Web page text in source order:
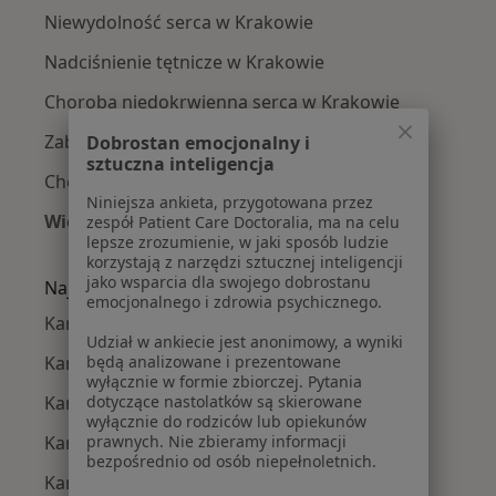
Niewydolność serca w Krakowie
Nadciśnienie tętnicze w Krakowie
Choroba niedokrwienna serca w Krakowie
Zaburzenia rytmu serca w Krakowie
Choroba wieńcowa w Krakowie
Więcej (15)
Więcej w kategorii: Najczęście leczone
Najpopularniejsze ubezpieczenia
Kardiolodzy z Allianz w Krakowie
Kardiolodzy z Signal Iduna w Krakowie
Kardiolodzy z JP MEDICA w Krakowie
Kardiolodzy z TU Zdrowie w Krakowie
Kardiolodzy z Świat Zdrowia w Krakowie
Dobrostan emocjonalny i
sztuczna inteligencja
Niniejsza ankieta, przygotowana przez
zespół Patient Care Doctoralia, ma na celu
lepsze zrozumienie, w jaki sposób ludzie
korzystają z narzędzi sztucznej inteligencji
jako wsparcia dla swojego dobrostanu
emocjonalnego i zdrowia psychicznego.
Udział w ankiecie jest anonimowy, a wyniki
będą analizowane i prezentowane
wyłącznie w formie zbiorczej. Pytania
dotyczące nastolatków są skierowane
wyłącznie do rodziców lub opiekunów
prawnych. Nie zbieramy informacji
bezpośrednio od osób niepełnoletnich.